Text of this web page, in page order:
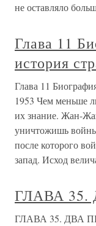
не оставляло
Глава 11
история
Глава 11
1953 Чем меньше
их знание. Жан-
уничтожишь
после которого
запад. Исход
ГЛАВА
ГЛАВА 35. ДВА